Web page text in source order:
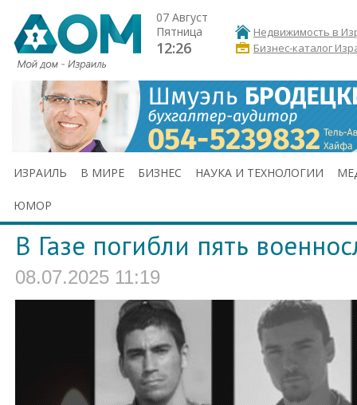
07 Август
Пятница
12:26
Недвижимость в
Бизнес-каталог
ИЗРАИЛЬ В МИРЕ БИЗНЕС НАУКА И ТЕХНОЛОГИИ
ЮМОР
В Газе погибли пять
08.07.2025 11:19